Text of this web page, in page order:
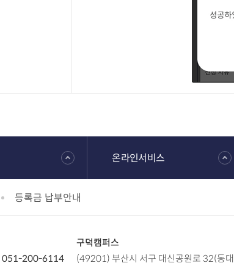
등록금 납부안내
온라인서비스
051-200-6114
구덕캠퍼스
(49201) 부산시 서구 대신공원로 32(동